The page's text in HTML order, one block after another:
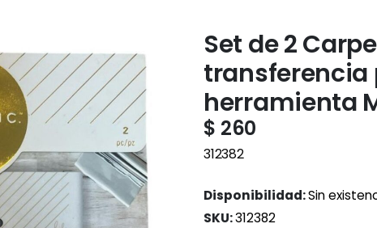
Set de 2
transferencia
herramienta
$ 260
312382
Disponibilidad:Sin
SKU:312382